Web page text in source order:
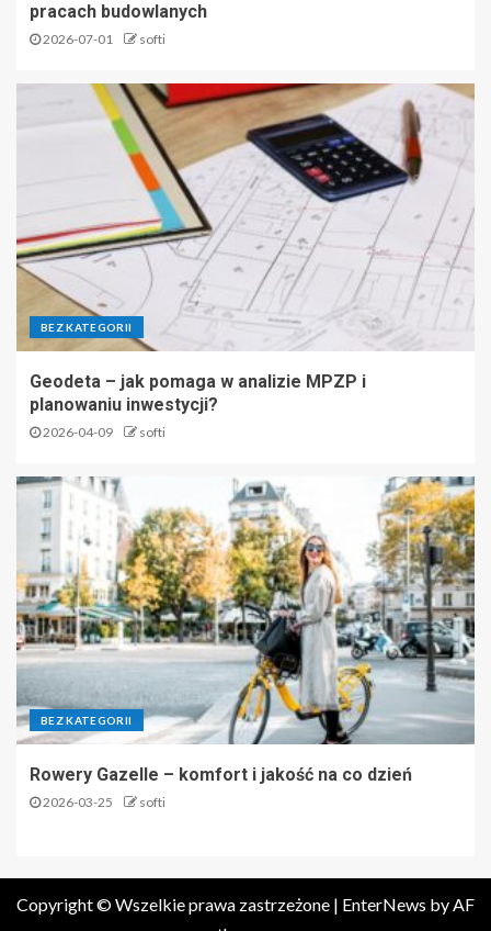
pracach budowlanych
2026-07-01 softi
BEZ KATEGORII
Geodeta – jak pomaga w analizie MPZP i
planowaniu inwestycji?
2026-04-09 softi
BEZ KATEGORII
Rowery Gazelle – komfort i jakość na co dzień
2026-03-25 softi
Copyright © Wszelkie prawa zastrzeżone | EnterNews by AF